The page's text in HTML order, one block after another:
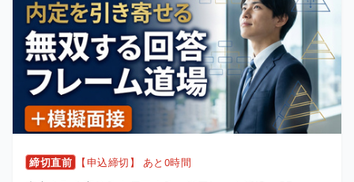
締切直前 【申込締切】 あと0時間